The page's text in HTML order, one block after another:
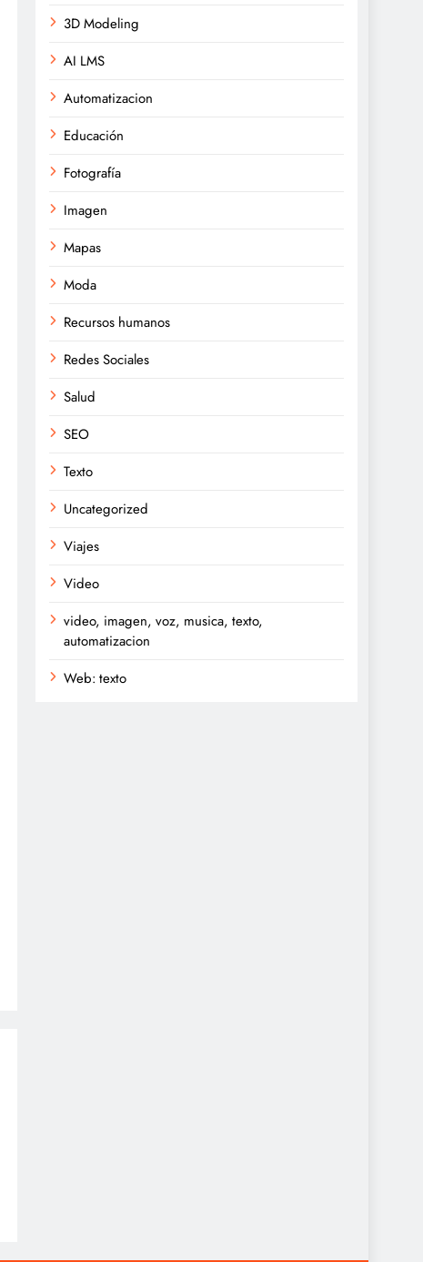
3D Modeling
AI LMS
Automatizacion
Educación
Fotografía
Imagen
Mapas
Moda
Recursos humanos
Redes Sociales
Salud
SEO
Texto
Uncategorized
Viajes
Video
video, imagen, voz, musica, texto,
automatizacion
Web: texto